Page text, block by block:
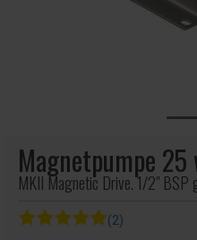
Magnetpumpe
MKII Magnetic Drive. 1/2" BSP
(2)